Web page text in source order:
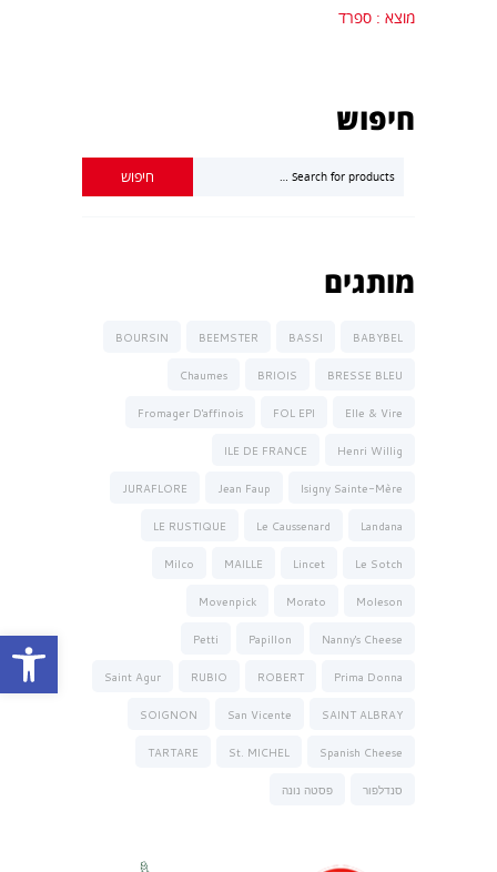
פתח סרגל נגישות
מוצא : ספרד
חיפוש
מותגים
BABYBEL
BASSI
BEEMSTER
BOURSIN
BRESSE BLEU
BRIOIS
Chaumes
Elle & Vire
FOL EPI
Fromager D'affinois
Henri Willig
ILE DE FRANCE
Isigny Sainte-Mère
Jean Faup
JURAFLORE
Landana
Le Caussenard
LE RUSTIQUE
Le Sotch
Lincet
MAILLE
Milco
Moleson
Morato
Movenpick
Nanny's Cheese
Papillon
Petti
Prima Donna
ROBERT
RUBIO
Saint Agur
SAINT ALBRAY
San Vicente
SOIGNON
Spanish Cheese
St. MICHEL
TARTARE
סנדלפור פסטה נונה